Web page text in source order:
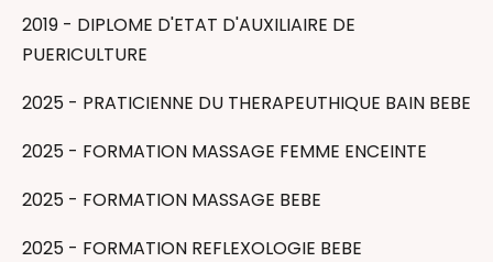
Massage bébé
Thérapeutique Bain Bébé
Auxiliaire de puériculture
2019 - DIPLOME D'ETAT D'AUXILIAIRE DE
PUERICULTURE
2025 - PRATICIENNE DU THERAPEUTHIQUE BAIN BEBE
2025 - FORMATION MASSAGE FEMME ENCEINTE
2025 - FORMATION MASSAGE BEBE
2025 - FORMATION REFLEXOLOGIE BEBE